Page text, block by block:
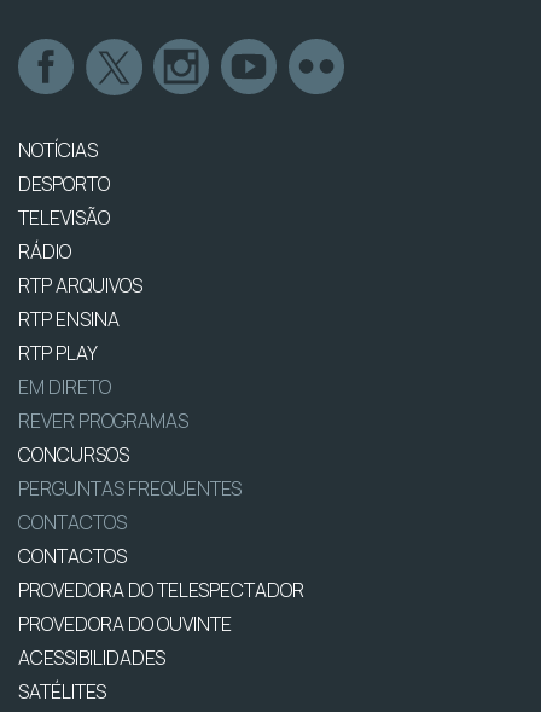
NOTÍCIAS
DESPORTO
TELEVISÃO
RÁDIO
RTP ARQUIVOS
RTP ENSINA
RTP PLAY
EM DIRETO
REVER PROGRAMAS
CONCURSOS
PERGUNTAS FREQUENTES
CONTACTOS
CONTACTOS
PROVEDORA DO TELESPECTADOR
PROVEDORA DO OUVINTE
ACESSIBILIDADES
SATÉLITES